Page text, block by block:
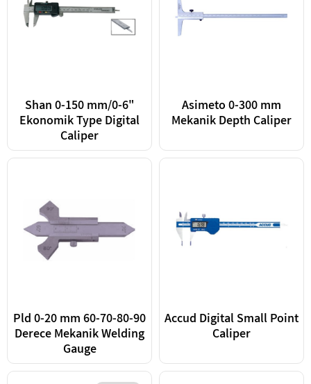
Shan 0-150 mm/0-6"
Ekonomik Type Digital
Caliper
Asimeto 0-300 mm
Mekanik Depth Caliper
Pld 0-20 mm 60-70-80-90
Derece Mekanik Welding
Gauge
Accud Digital Small Point
Caliper